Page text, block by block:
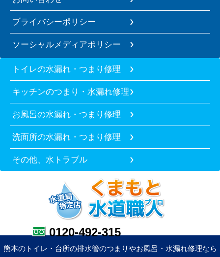
プライバシーポリシー
ソーシャルメディアポリシー
トイレの水漏れ・つまり修理
キッチンのつまり・水漏れ修理
お風呂の水漏れ・つまり修理
洗面所の水漏れ・つまり修理
その他、水トラブル
0120-492-315
熊本のトイレ・台所の排水管のつまりやお風呂・水漏れ修理なら